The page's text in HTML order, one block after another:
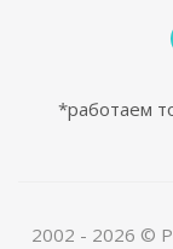
*работаем
2002 - 2026 ©